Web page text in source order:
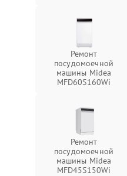
Ремонт
посудомоечной
машины Midea
MFD60S160Wi
Ремонт
посудомоечной
машины Midea
MFD45S150Wi